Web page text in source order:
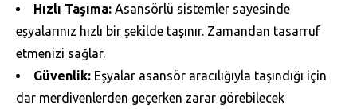
Hızlı Taşıma: Asansörlü sistemler sayesinde
eşyalarınız hızlı bir şekilde taşınır. Zamandan tasarruf
etmenizi sağlar.
Güvenlik: Eşyalar asansör aracılığıyla taşındığı için
dar merdivenlerden geçerken zarar görebilecek